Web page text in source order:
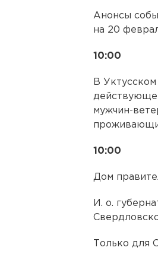
Анонсы
на 20
10:00
В
мужчин-
10:00
Дом
И. о.
Только для